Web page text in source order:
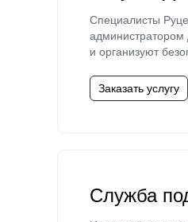
Специалисты
и организуют
Заказать услугу
Служба